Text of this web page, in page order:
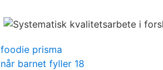
foodie prisma
når barnet fyller 18